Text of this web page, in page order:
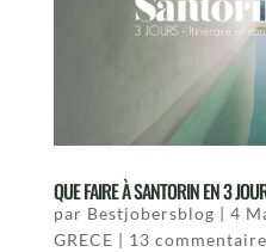
QUE FAIRE À SANTORIN EN 3
par Bestjobersblog | 4
GRECE | 13